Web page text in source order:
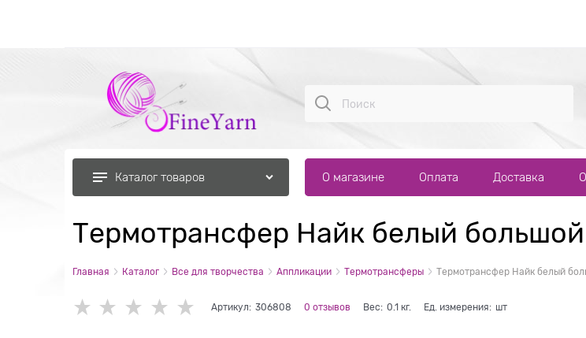
Каталог товаров О магазине Оплата Доставка
Термотрансфер Найк белый
Главная Каталог Все для творчества Аппликации Термотрансферы Термотрансфер Найк белый
Артикул: 306808 0 отзывов Вес: 0.1 кг. Ед. измерения: шт